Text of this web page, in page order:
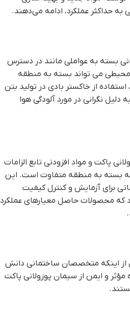
به حداکثر عملکرد، ادامه می‌دهند.
بسته به عواملی مانند در دسترس
می تواند بسته به منطقه
از خاکستر بادی در تولید بتن
نگرانی در مورد آلودگی هوا
پاکت و مواد افزودنی تابع الزامات
بسته به منطقه متفاوت است. این
برای آزمایش و کنترل کیفیت
محصولات حاصل معیارهای عملکرد
از اینکه متخصصان ساختمانی دانش
مؤثر و ایمن از سیمان پوزولانی پاکت